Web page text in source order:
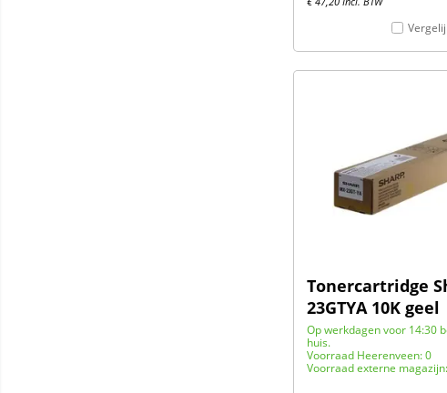
Tonercartridge
23GTYA 10K geel
Op werkdagen voor 14:30
huis.
Voorraad Heerenveen: 0
Voorraad externe